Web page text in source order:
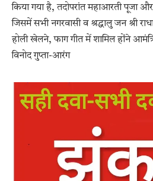
किया गया है, तदोपरांत महाआरती पूजा और
जिसमें सभी नगरवासी व श्रद्धालु जन श्री
होली खेलने, फाग गीत में शामिल होंने
विनोद गुप्ता-आरंग